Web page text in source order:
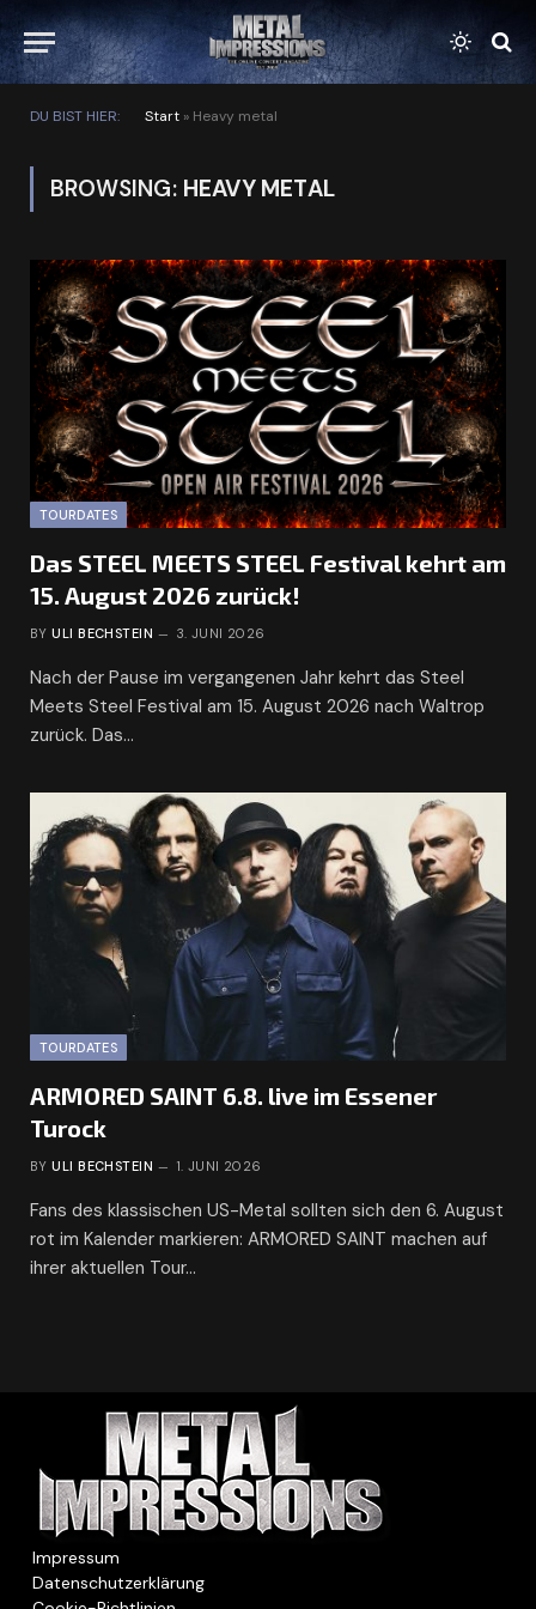
DU BIST HIER: Start » Heavy metal
BROWSING: HEAVY METAL
TOURDATES
Das STEEL MEETS STEEL Festival kehrt am
15. August 2026 zurück!
BY ULI BECHSTEIN 3. JUNI 2026
Nach der Pause im vergangenen Jahr kehrt das Steel
Meets Steel Festival am 15. August 2026 nach Waltrop
zurück. Das…
TOURDATES
ARMORED SAINT 6.8. live im Essener
Turock
BY ULI BECHSTEIN 1. JUNI 2026
Fans des klassischen US-Metal sollten sich den 6. August
rot im Kalender markieren: ARMORED SAINT machen auf
ihrer aktuellen Tour…
Impressum
Datenschutzerklärung